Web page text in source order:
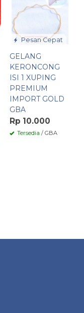
Pesan Cepat
GELANG
KERONCONG
ISI 1 XUPING
PREMIUM
IMPORT GOLD
GBA
Rp 10.000
Tersedia / GBA